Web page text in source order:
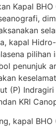
Kapal BHO
kapal
pilihan
penunjuk
(P) Indragiri
KRI
kapal BHO